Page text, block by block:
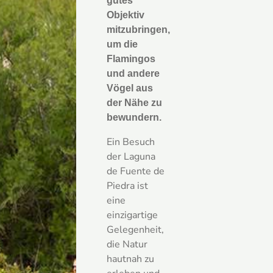
Objektiv
mitzubringen,
um die
Flamingos
und andere
Vögel aus
der Nähe zu
bewundern.
Ein Besuch
der Laguna
de Fuente de
Piedra ist
eine
einzigartige
Gelegenheit,
die Natur
hautnah zu